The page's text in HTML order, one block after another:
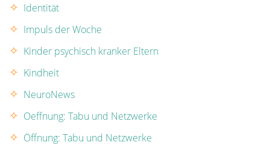
Identität
Impuls der Woche
Kinder psychisch kranker Eltern
Kindheit
NeuroNews
Oeffnung: Tabu und Netzwerke
Öffnung: Tabu und Netzwerke